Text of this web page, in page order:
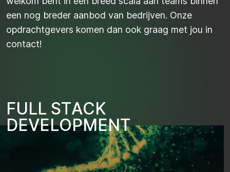
een nog breder aanbod van bedrijven. Onze
opdrachtgevers komen dan ook graag met jou in
contact! ​
FULL STACK
DEVELOPMENT